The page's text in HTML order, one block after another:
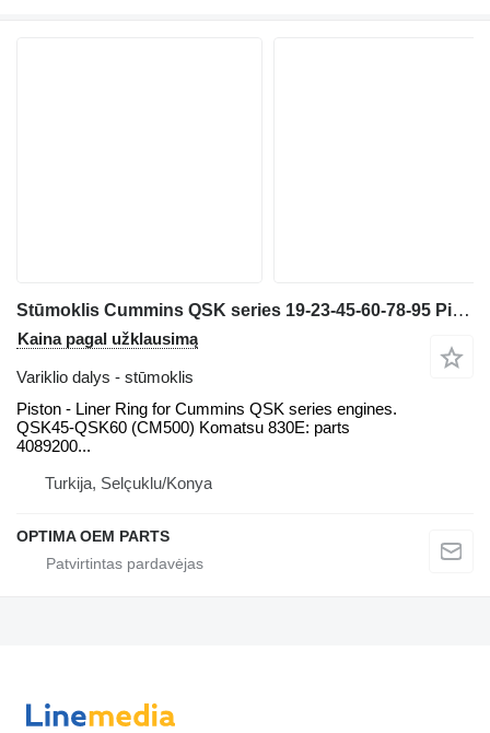
Stūmoklis Cummins QSK series 19-23-45-60-78-95 Piston karjerinio savivarčio
Kaina pagal užklausimą
Variklio dalys - stūmoklis
Piston - Liner Ring for Cummins QSK series engines.
QSK45-QSK60 (CM500) Komatsu 830E: parts
4089200...
Turkija, Selçuklu/Konya
OPTIMA OEM PARTS